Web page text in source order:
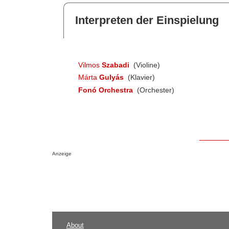
Interpreten der Einspielung
Vilmos Szabadi
(Violine)
Márta Gulyás (Klavier)
Fonó Orchestra (Orchester)
Anzeige
About